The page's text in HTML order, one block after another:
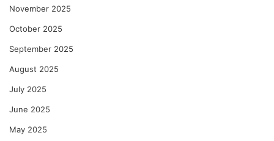
November 2025
October 2025
September 2025
August 2025
July 2025
June 2025
May 2025